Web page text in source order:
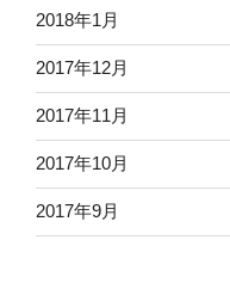
2018年1月
2017年12月
2017年11月
2017年10月
2017年9月